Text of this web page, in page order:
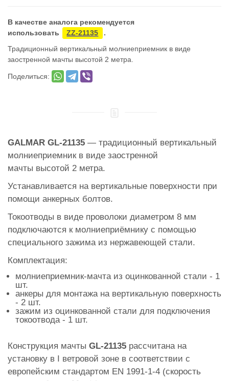
В качестве аналога рекомендуется
использовать
ZZ-21135
.
Традиционный вертикальный молниеприемник в виде
заостренной мачты высотой 2 метра.
Поделиться:
GALMAR GL-21135 — традиционный вертикальный
молниеприемник в виде заостренной
мачты высотой 2 метра.
Устанавливается на вертикальные поверхности при
помощи анкерных болтов.
Токоотводы в виде проволоки диаметром 8 мм
подключаются к молниеприёмнику с помощью
специального зажима из нержавеющей стали.
Комплектация:
молниеприемник-мачта из оцинкованной стали - 1
шт.
анкеры для монтажа на вертикальную поверхность
- 2 шт.
зажим из оцинкованной стали для подключения
токоотвода - 1 шт.
Конструкция мачты GL-21135 рассчитана на
установку в I ветровой зоне в соответствии с
европейским стандартом EN 1991-1-4 (скорость